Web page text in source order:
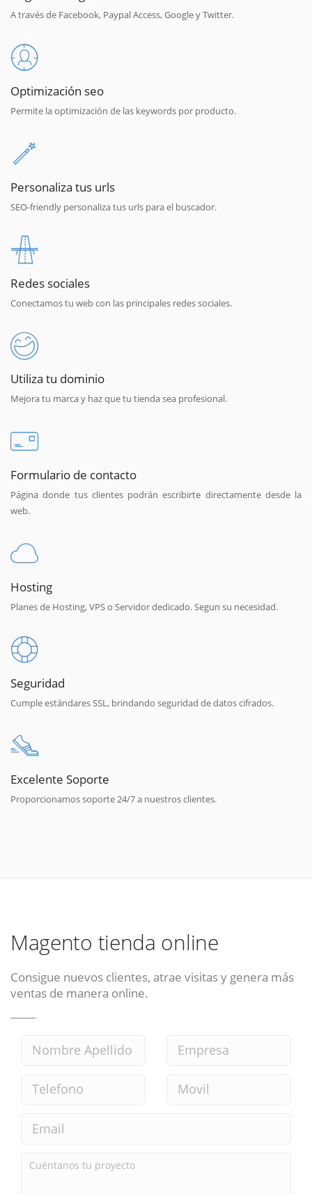
A través de Facebook, Paypal Access, Google y Twitter.
Optimización seo
Permite la optimización de las keywords por producto.
Personaliza tus urls
SEO-friendly personaliza tus urls para el buscador.
Redes sociales
Conectamos tu web con las principales redes sociales.
Utiliza tu dominio
Mejora tu marca y haz que tu tienda sea profesional.
Formulario de contacto
Página donde tus clientes podrán escribirte directamente desde la
web.
Hosting
Planes de Hosting, VPS o Servidor dedicado. Segun su necesidad.
Seguridad
Cumple estándares SSL, brindando seguridad de datos cifrados.
Excelente Soporte
Proporcionamos soporte 24/7 a nuestros clientes.
Magento tienda online
Consigue nuevos clientes, atrae visitas y genera más
ventas de manera online.